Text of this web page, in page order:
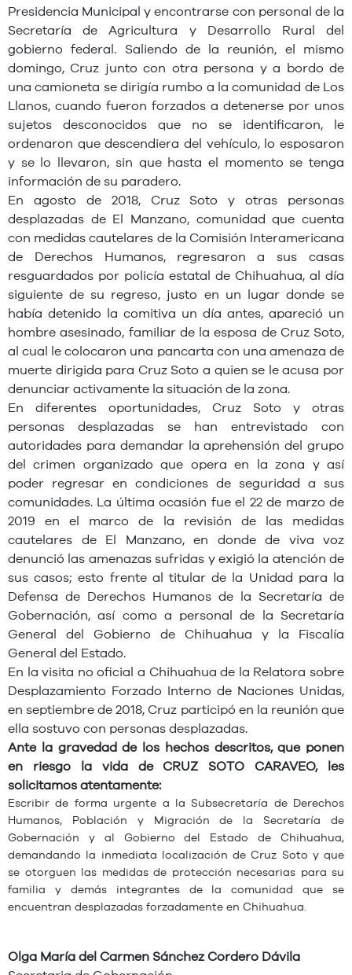
Presidencia Municipal y encontrarse con personal de la
Secretaría de Agricultura y Desarrollo Rural del
gobierno federal. Saliendo de la reunión, el mismo
domingo, Cruz junto con otra persona y a bordo de
una camioneta se dirigía rumbo a la comunidad de Los
Llanos, cuando fueron forzados a detenerse por unos
sujetos desconocidos que no se identificaron, le
ordenaron que descendiera del vehículo, lo esposaron
y se lo llevaron, sin que hasta el momento se tenga
información de su paradero.
En agosto de 2018, Cruz Soto y otras personas
desplazadas de El Manzano, comunidad que cuenta
con medidas cautelares de la Comisión Interamericana
de Derechos Humanos, regresaron a sus casas
resguardados por policía estatal de Chihuahua, al día
siguiente de su regreso, justo en un lugar donde se
había detenido la comitiva un día antes, apareció un
hombre asesinado, familiar de la esposa de Cruz Soto,
al cual le colocaron una pancarta con una amenaza de
muerte dirigida para Cruz Soto a quien se le acusa por
denunciar activamente la situación de la zona.
En diferentes oportunidades, Cruz Soto y otras
personas desplazadas se han entrevistado con
autoridades para demandar la aprehensión del grupo
del crimen organizado que opera en la zona y así
poder regresar en condiciones de seguridad a sus
comunidades. La última ocasión fue el 22 de marzo de
2019 en el marco de la revisión de las medidas
cautelares de El Manzano, en donde de viva voz
denunció las amenazas sufridas y exigió la atención de
sus casos; esto frente al titular de la Unidad para la
Defensa de Derechos Humanos de la Secretaría de
Gobernación, así como a personal de la Secretaría
General del Gobierno de Chihuahua y la Fiscalía
General del Estado.
En la visita no oficial a Chihuahua de la Relatora sobre
Desplazamiento Forzado Interno de Naciones Unidas,
en septiembre de 2018, Cruz participó en la reunión que
ella sostuvo con personas desplazadas.
Ante la gravedad de los hechos descritos, que ponen
en riesgo la vida de CRUZ SOTO CARAVEO, les
solicitamos atentamente:
Escribir de forma urgente a la Subsecretaría de Derechos
Humanos, Población y Migración de la Secretaría de
Gobernación y al Gobierno del Estado de Chihuahua,
demandando la inmediata localización de Cruz Soto y que
se otorguen las medidas de protección necesarias para su
familia y demás integrantes de la comunidad que se
encuentran desplazadas forzadamente en Chihuahua.
Olga María del Carmen Sánchez Cordero Dávila